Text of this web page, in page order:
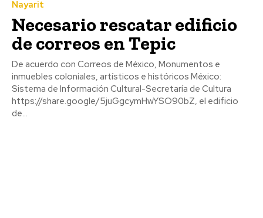
Nayarit
Necesario rescatar edificio
de correos en Tepic
De acuerdo con Correos de México, Monumentos e
inmuebles coloniales, artísticos e históricos México:
Sistema de Información Cultural-Secretaría de Cultura
https://share.google/5juGgcymHwYSO90bZ, el edificio
de...